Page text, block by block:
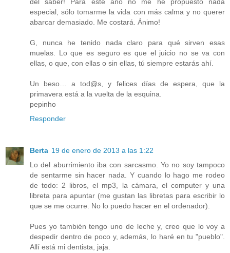
del saber! Para este año no me he propuesto nada
especial, sólo tomarme la vida con más calma y no querer
abarcar demasiado. Me costará. Ánimo!
G, nunca he tenido nada claro para qué sirven esas
muelas. Lo que es seguro es que el juicio no se va con
ellas, o que, con ellas o sin ellas, tú siempre estarás ahí.
Un beso… a tod@s, y felices días de espera, que la
primavera está a la vuelta de la esquina.
pepinho
Responder
Berta 19 de enero de 2013 a las 1:22
Lo del aburrimiento iba con sarcasmo. Yo no soy tampoco
de sentarme sin hacer nada. Y cuando lo hago me rodeo
de todo: 2 libros, el mp3, la cámara, el computer y una
libreta para apuntar (me gustan las libretas para escribir lo
que se me ocurre. No lo puedo hacer en el ordenador).
Pues yo también tengo uno de leche y, creo que lo voy a
despedir dentro de poco y, además, lo haré en tu "pueblo".
Allí está mi dentista, jaja.